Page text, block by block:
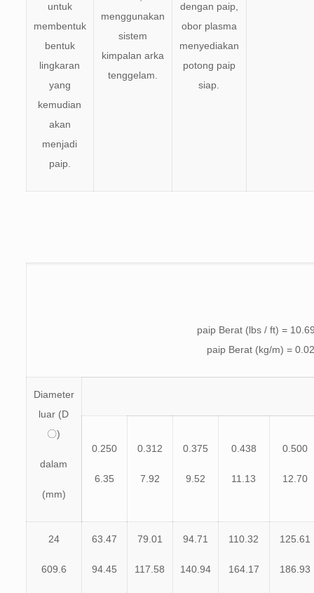
untuk
membentuk
bentuk
lingkaran
yang
kemudian
akan
menjadi
paip.
menggunakan
sistem
kimpalan arka
tenggelam.
dengan paip,
obor plasma
menyediakan
potong paip
siap.
paip Berat (lbs / ft) =
paip Berat (kg/m) =
Diameter
luar (D
〇)
dalam
(mm)
0.250
6.35
0.312
7.92
0.375
9.52
0.438
11.13
0.500
12.70
24
609.6
63.47
94.45
79.01
117.58
94.71
140.94
110.32
164.17
125.61
186.93